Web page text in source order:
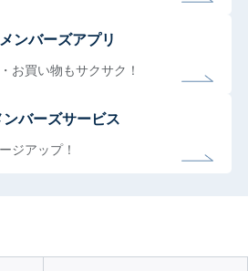
ンバーズアプリ
お買い物もサクサク！
バーズサービス
ジアップ！